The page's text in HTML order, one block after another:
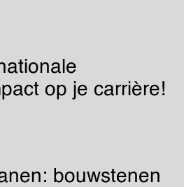
op je carrière!
bouwstenen